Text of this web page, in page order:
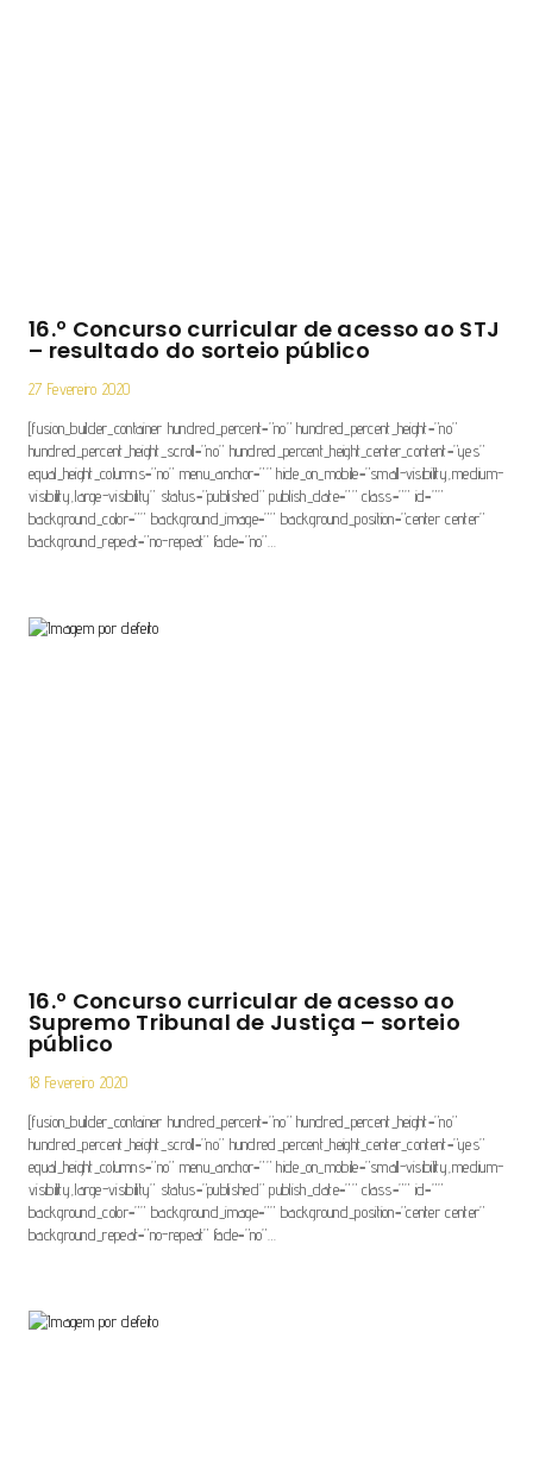
16.º Concurso curricular de acesso ao STJ
– resultado do sorteio público
27 Fevereiro 2020
[fusion_builder_container hundred_percent=”no” hundred_percent_height=”no”
hundred_percent_height_scroll=”no” hundred_percent_height_center_content=”yes”
equal_height_columns=”no” menu_anchor=”” hide_on_mobile=”small-visibility,medium-
visibility,large-visibility” status=”published” publish_date=”” class=”” id=””
background_color=”” background_image=”” background_position=”center center”
background_repeat=”no-repeat” fade=”no”…
16.º Concurso curricular de acesso ao
Supremo Tribunal de Justiça – sorteio
público
18 Fevereiro 2020
[fusion_builder_container hundred_percent=”no” hundred_percent_height=”no”
hundred_percent_height_scroll=”no” hundred_percent_height_center_content=”yes”
equal_height_columns=”no” menu_anchor=”” hide_on_mobile=”small-visibility,medium-
visibility,large-visibility” status=”published” publish_date=”” class=”” id=””
background_color=”” background_image=”” background_position=”center center”
background_repeat=”no-repeat” fade=”no”…